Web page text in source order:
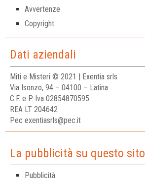
Avvertenze
Copyright
Dati aziendali
Miti e Misteri © 2021 | Exentia srls
Via Isonzo, 94 – 04100 – Latina
C.F. e P. Iva 02854870595
REA LT 204642
Pec exentiasrls@pec.it
La pubblicità su questo sito
Pubblicità